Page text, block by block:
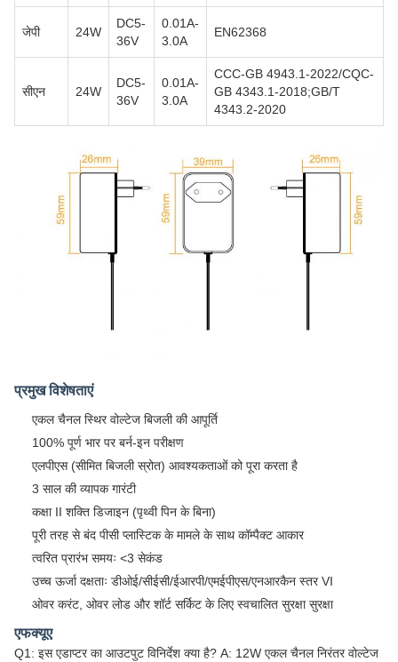
जेपी 24W
DC5-
36V
0.01A-
3.0A
EN62368
सीएन 24W
DC5-
36V
0.01A-
3.0A
CCC-GB 4943.1-2022/CQC-
GB 4343.1-2018;GB/T
4343.2-2020
प्रमुख विशेषताएं
एकल चैनल स्थिर वोल्टेज बिजली की आपूर्ति
100% पूर्ण भार पर बर्न-इन परीक्षण
एलपीएस (सीमित बिजली स्रोत) आवश्यकताओं को पूरा करता है
3 साल की व्यापक गारंटी
कक्षा II शक्ति डिजाइन (पृथ्वी पिन के बिना)
पूरी तरह से बंद पीसी प्लास्टिक के मामले के साथ कॉम्पैक्ट आकार
त्वरित प्रारंभ समयः <3 सेकंड
उच्च ऊर्जा दक्षताः डीओई/सीईसी/ईआरपी/एमईपीएस/एनआरकैन स्तर VI
ओवर करंट, ओवर लोड और शॉर्ट सर्किट के लिए स्वचालित सुरक्षा सुरक्षा
एफक्यूए
Q1: इस एडाप्टर का आउटपुट विनिर्देश क्या है? A: 12W एकल चैनल निरंतर वोल्टेज